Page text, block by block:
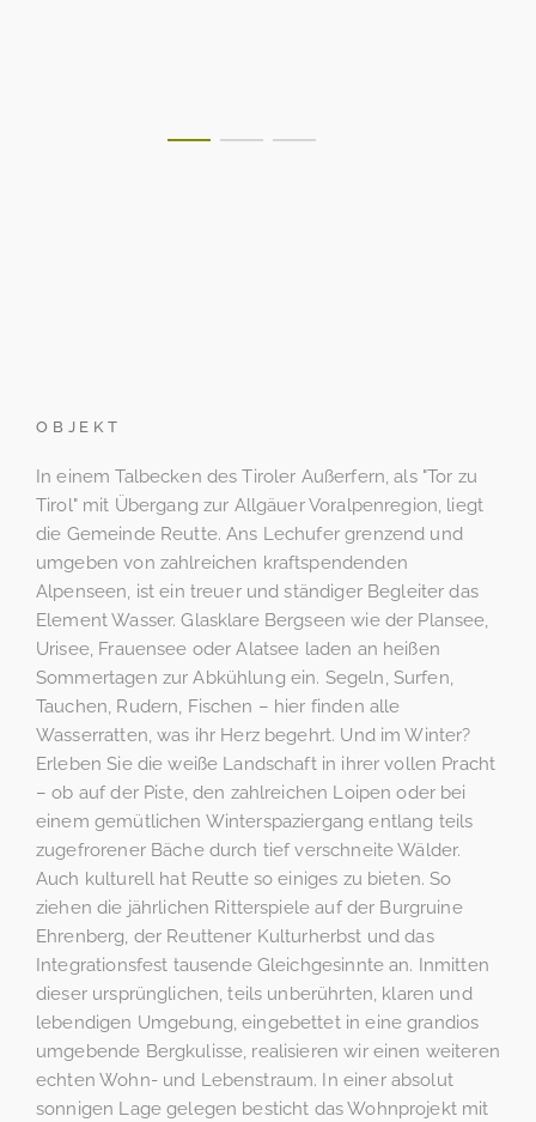
OBJEKT
In einem Talbecken des Tiroler Außerfern, als "Tor zu
Tirol" mit Übergang zur Allgäuer Voralpenregion, liegt
die Gemeinde Reutte. Ans Lechufer grenzend und
umgeben von zahlreichen kraftspendenden
Alpenseen, ist ein treuer und ständiger Begleiter das
Element Wasser. Glasklare Bergseen wie der Plansee,
Urisee, Frauensee oder Alatsee laden an heißen
Sommertagen zur Abkühlung ein. Segeln, Surfen,
Tauchen, Rudern, Fischen – hier finden alle
Wasserratten, was ihr Herz begehrt. Und im Winter?
Erleben Sie die weiße Landschaft in ihrer vollen Pracht
– ob auf der Piste, den zahlreichen Loipen oder bei
einem gemütlichen Winterspaziergang entlang teils
zugefrorener Bäche durch tief verschneite Wälder.
Auch kulturell hat Reutte so einiges zu bieten. So
ziehen die jährlichen Ritterspiele auf der Burgruine
Ehrenberg, der Reuttener Kulturherbst und das
Integrationsfest tausende Gleichgesinnte an. Inmitten
dieser ursprünglichen, teils unberührten, klaren und
lebendigen Umgebung, eingebettet in eine grandios
umgebende Bergkulisse, realisieren wir einen weiteren
echten Wohn- und Lebenstraum. In einer absolut
sonnigen Lage gelegen besticht das Wohnprojekt mit